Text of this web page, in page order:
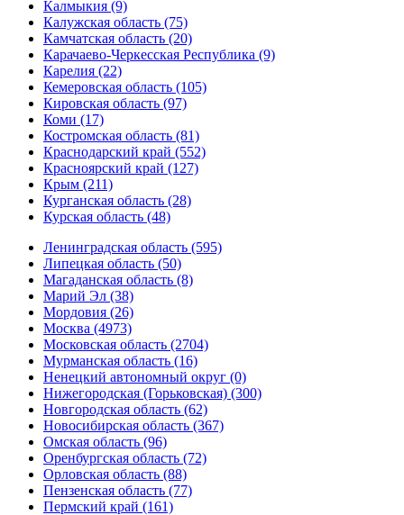
Калмыкия (9)
Калужская область (75)
Камчатская область (20)
Карачаево-Черкесская Республика (9)
Карелия (22)
Кемеровская область (105)
Кировская область (97)
Коми (17)
Костромская область (81)
Краснодарский край (552)
Красноярский край (127)
Крым (211)
Курганская область (28)
Курская область (48)
Ленинградская область (595)
Липецкая область (50)
Магаданская область (8)
Марий Эл (38)
Мордовия (26)
Москва (4973)
Московская область (2704)
Мурманская область (16)
Ненецкий автономный округ (0)
Нижегородская (Горьковская) (300)
Новгородская область (62)
Новосибирская область (367)
Омская область (96)
Оренбургская область (72)
Орловская область (88)
Пензенская область (77)
Пермский край (161)